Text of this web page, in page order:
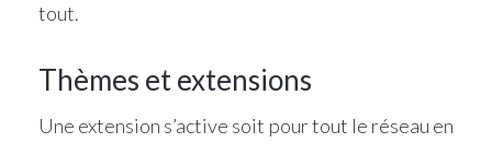
tout.
Thèmes et extensions
Une extension s’active soit pour tout le réseau en